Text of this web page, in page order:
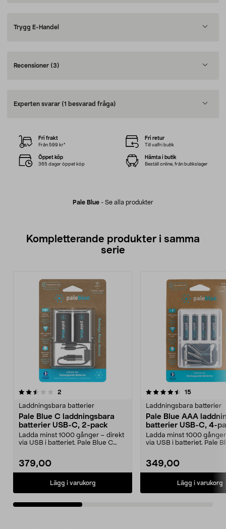
Trygg E-Handel
Recensioner (3)
Experten svarar (1 besvarad fråga)
Pale Blue - Se alla produkter
Fri frakt
Från 599 kr*
Fri retur
Till valfri butik
Öppet köp
365 dagar öppet köp
Hämta i butik
Beställ online, från butikslager
Kompletterande produkter i samma
serie
2
Laddningsbara batterier
Pale Blue C laddningsbara
batterier USB-C, 2-pack
Ladda minst 1000 gånger – direkt
via USB i batteriet. Pale Blue C
379,00
Lägg i varukorg
4.5av 5 stjärnor 15recensioner
Laddningsbara batterier
Pale Blue AAA
batterier USB-C, 4-
Ladda minst 1000
via USB i batteriet. Pale
349,00
Lägg i varukorg
4.5av 5 stjärnor